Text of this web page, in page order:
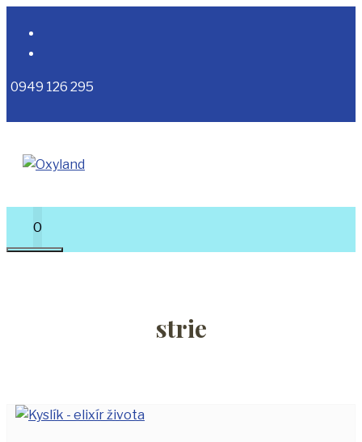
obsah
0949 126 295
0
strie